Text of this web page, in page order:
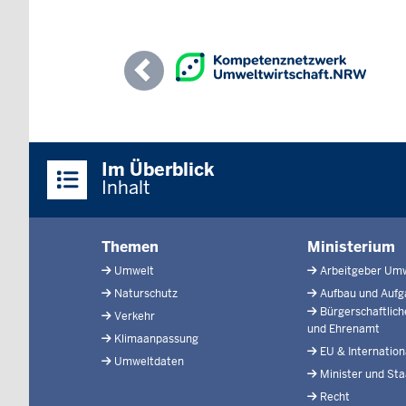
Previous
Inhalte
Im Überblick
Inhalt
Fußzeile
Themen
Umwelt
Naturschutz
Verkehr
Klimaanpassung
Umweltdaten
Ministerium
Arbeitgeber
Aufbau und
und Ehrenamt
EU &
Minister und
Recht